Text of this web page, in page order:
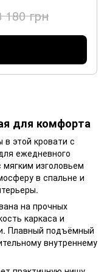
180 грн
для комфорта
этой кровати с
ежедневного
изголовьем
в спальне и
на прочных
каркаса и
Плавный подъёмный
внутреннему